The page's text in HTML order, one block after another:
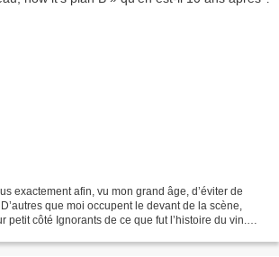
exactement afin, vu mon grand âge, d’éviter de
que moi occupent le devant de la scène,
petit côté Ignorants de ce que fut l’histoire du vin.